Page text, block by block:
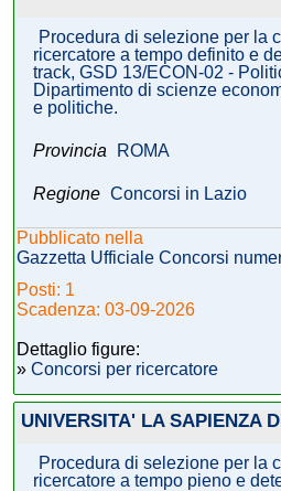
Procedura di selezione per la
ricercatore a tempo definito e
track, GSD 13/ECON-02 -
Dipartimento di scienze
e politiche.
Provincia ROMA
Regione Concorsi in Lazio
Pubblicato nella
Gazzetta Ufficiale Concorsi
Posti: 1
Scadenza: 03-09-2026
Dettaglio figure:
» Concorsi per ricercatore
UNIVERSITA' LA SAPIENZA
Procedura di selezione per la
ricercatore a tempo pieno e